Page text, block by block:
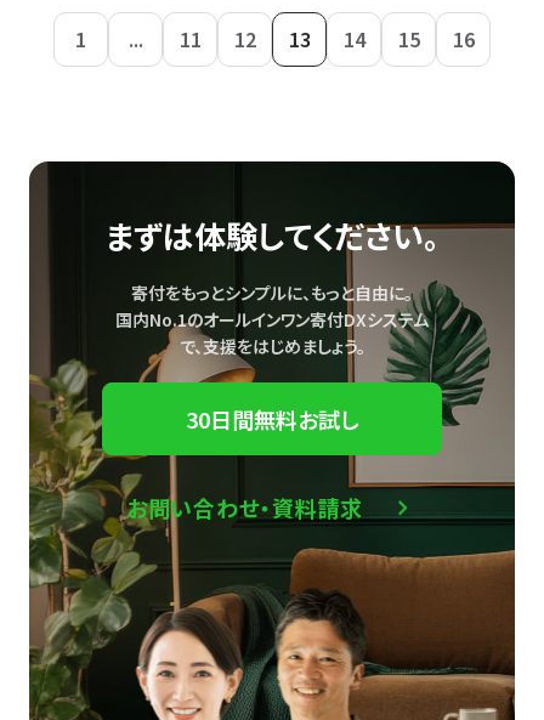
1 ... 11 12 13 14 15 16
まずは体験してください。
寄付をもっとシンプルに、もっと自由に。
国内No.1のオールインワン寄付DXシステム
で、支援をはじめましょう。
30日間無料お試し
お問い合わせ・資料請求